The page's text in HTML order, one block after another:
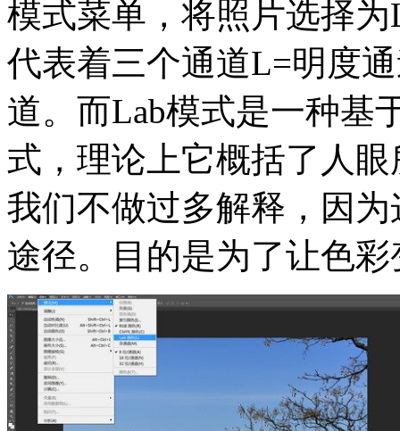
模式菜单，将照片选择
代表着三个通道L=明度
道。而Lab模式是一种基
式，理论上它概括了人
我们不做过多解释，因
途径。目的是为了让色